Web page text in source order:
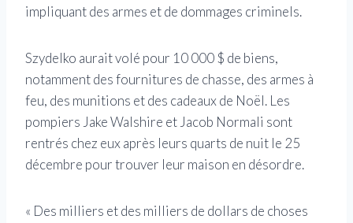
impliquant des armes et de dommages criminels.
Szydelko aurait volé pour 10 000 $ de biens,
notamment des fournitures de chasse, des armes à
feu, des munitions et des cadeaux de Noël. Les
pompiers Jake Walshire et Jacob Normali sont
rentrés chez eux après leurs quarts de nuit le 25
décembre pour trouver leur maison en désordre.
« Des milliers et des milliers de dollars de choses